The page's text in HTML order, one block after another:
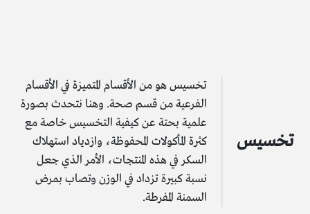
تخسيس
تخسيس هو من الأقسام المتميزة في الأقسام
الفرعية من قسم صحة. وهنا نتحدث بصورة
علمية بحتة عن كيفية التخسيس خاصة مع
كثرة المأكولات المحفوظة، وازدياد استهلاك
السكر في هذه المنتجات، الأمر الذي جعل
نسبة كبيرة تزداد في الوزن وتصاب بمرض
السمنة المفرطة.